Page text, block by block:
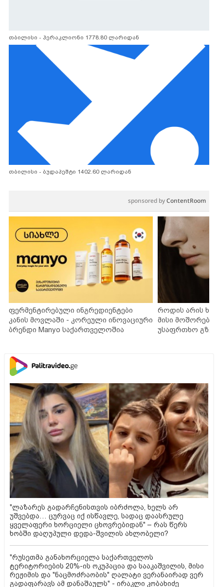
თბილისი - ჰერაკლიონი 1778.80 ლარიდან
თბილისი - ბუდაპეშტი 1402.60 ლარიდან
sponsored byContentRoom
ფერმენტირებული ინგრედიენტები
კანის მოვლაში - კორეული ინოვაციური
ბრენდი Manyo საქართველოშია
როდის არის
მისი
უსაფრთხო
"ლაზარეს გადარჩენისთვის იბრძოლა, ხელს არ
უშვებდა… ცურვაც იქ ისწავლე, სადაც დაასრულე
ყველაფერი ხორციელი ცხოვრებიდან" – რას წერს
ხობში დაღუპული დედა-შვილის ახლობელი?
"რუსეთმა განახორციელა საქართველოს
ტერიტორიების 20%-ის ოკუპაცია და სააკაშვილის, მისი
რეჟიმის და "ნაცმოძრაობის" ღალატი ვერანაირად ვერ
გადაფარავს ამ დანაშაულს" - ირაკლი კობახიძე